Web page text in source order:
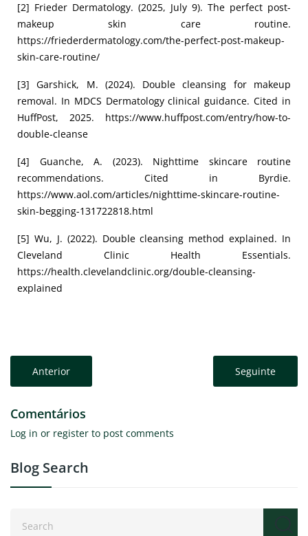
[2] Frieder Dermatology. (2025, July 9). The perfect post-
makeup skin care routine.
https://friederdermatology.com/the-perfect-post-makeup-
skin-care-routine/
[3] Garshick, M. (2024). Double cleansing for makeup
removal. In MDCS Dermatology clinical guidance. Cited in
HuffPost, 2025. https://www.huffpost.com/entry/how-to-
double-cleanse
[4] Guanche, A. (2023). Nighttime skincare routine
recommendations. Cited in Byrdie.
https://www.aol.com/articles/nighttime-skincare-routine-
skin-begging-131722818.html
[5] Wu, J. (2022). Double cleansing method explained. In
Cleveland Clinic Health Essentials.
https://health.clevelandclinic.org/double-cleansing-
explained
Anterior Seguinte
Comentários
Log in or register to post comments
Blog Search